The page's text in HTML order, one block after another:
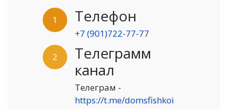
1 Телефон
+7 (901)722-77-77
2
Телеграмм
канал
Телеграм -
https://t.me/domsfishkoi